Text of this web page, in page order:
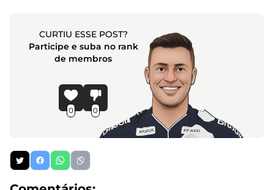
CURTIU ESSE POST?
Participe e suba no rank
de membros
0 0